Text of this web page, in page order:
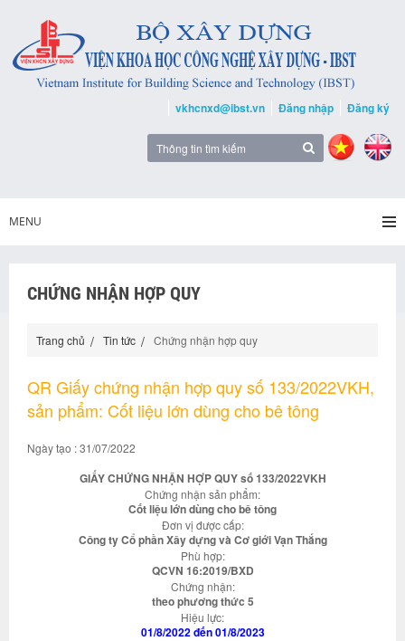
vkhcnxd@ibst.vn Đăng nhập Đăng ký
MENU
CHỨNG NHẬN HỢP QUY
Trang chủ Tin tức Chứng nhận hợp quy
QR Giấy chứng nhận hợp quy số 133/2022VKH,
sản phẩm: Cốt liệu lớn dùng cho bê tông
Ngày tạo : 31/07/2022
GIẤY CHỨNG NHẬN HỢP QUY số 133/2022VKH
Chứng nhận sản phẩm:
Cốt liệu lớn dùng cho bê tông
Đơn vị được cấp:
Công ty Cổ phần Xây dựng và Cơ giới Vạn Thắng
Phù hợp:
QCVN 16:2019/BXD
Chứng nhận:
theo phương thức 5
Hiệu lực:
01/8/2022 đến 01/8/2023